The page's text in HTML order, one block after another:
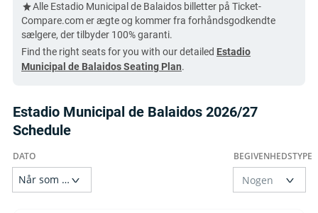
Alle Estadio Municipal de Balaidos billetter på Ticket-
Compare.com er ægte og kommer fra forhåndsgodkendte
sælgere, der tilbyder 100% garanti.
Find the right seats for you with our detailed Estadio
Municipal de Balaidos Seating Plan.
Estadio Municipal de Balaidos 2026/27
Schedule